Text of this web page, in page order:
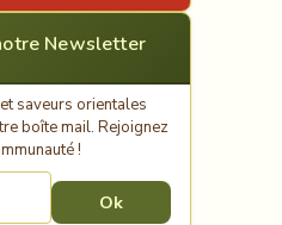
Newsletter
saveurs orientales
boîte mail. Rejoignez
!